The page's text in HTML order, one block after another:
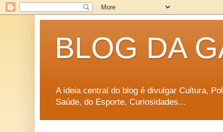
BLOG DA
A ideia central do blog é divulgar Cultura,
Saúde, do Esporte, Curiosidades...